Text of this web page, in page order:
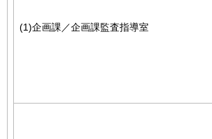
(1)企画課／企画課監査指導室